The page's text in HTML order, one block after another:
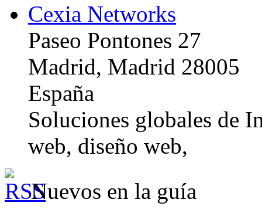
Cexia Networks
Paseo Pontones 27
Madrid, Madrid 28005
España
Soluciones globales de
web, diseño web,
Nuevos en la guía